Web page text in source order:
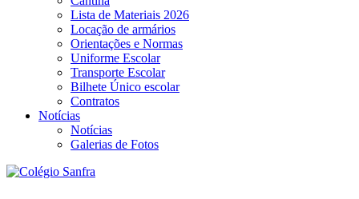
Lista de Materiais 2026
Locação de armários
Orientações e Normas
Uniforme Escolar
Transporte Escolar
Bilhete Único escolar
Contratos
Notícias
Notícias
Galerias de Fotos